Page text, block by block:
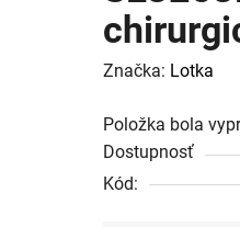
Značka: Lotka
Položka bola
Dostupnosť
Kód: